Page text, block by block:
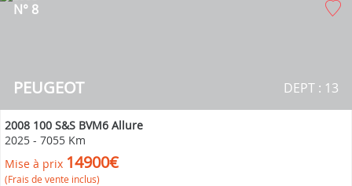
PEUGEOT
N° 8
DEPT : 13
2008 100 S&S BVM6 Allure
2025 - 7055 Km
Mise à prix 14900€
(Frais de vente inclus)